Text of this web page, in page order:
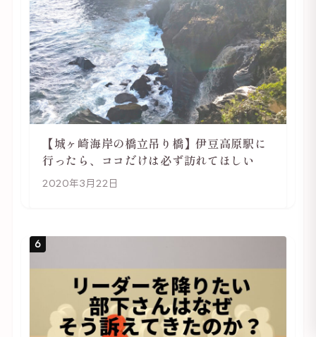
【城ヶ崎海岸の橋立吊り橋】伊豆高原駅に
行ったら、ココだけは必ず訪れてほしい
2020年3月22日
6